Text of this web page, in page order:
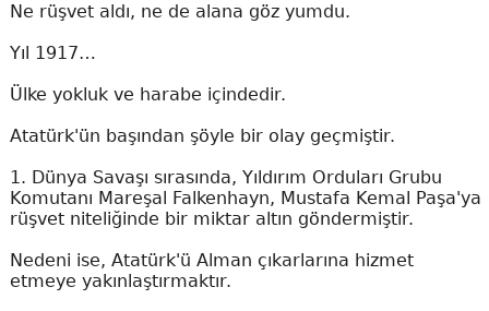
Ne rüşvet aldı, ne de alana göz yumdu.
Yıl 1917…
Ülke yokluk ve harabe içindedir.
Atatürk'ün başından şöyle bir olay geçmiştir.
1. Dünya Savaşı sırasında, Yıldırım Orduları Grubu
Komutanı Mareşal Falkenhayn, Mustafa Kemal Paşa'ya
rüşvet niteliğinde bir miktar altın göndermiştir.
Nedeni ise, Atatürk'ü Alman çıkarlarına hizmet
etmeye yakınlaştırmaktır.